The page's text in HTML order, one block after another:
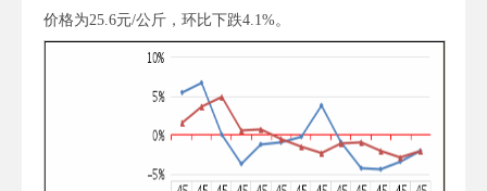
价格为25.6元/公斤，环比下跌4.1%。